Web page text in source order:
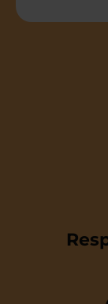
Étape 2
de
nous
vous, de